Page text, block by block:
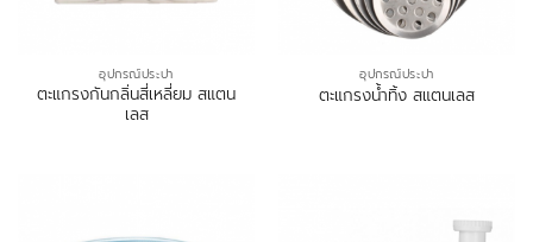
อุปกรณ์ประปา
ตะแกรงกันกลิ่นสี่เหลี่ยม สแตน
เลส
อุปกรณ์ประปา
ตะแกรงน้ำทิ้ง สแตนเลส